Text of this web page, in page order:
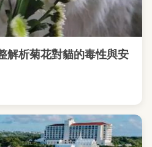
解析菊花對貓的毒性與安